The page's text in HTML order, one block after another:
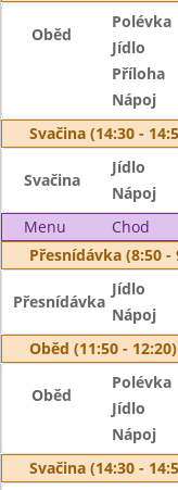
Oběd
Polévka
Jídlo
Příloha
Nápoj
Svačina (14:30 -
Svačina
Jídlo
Nápoj
Menu
Chod
Přesnídávka (8:50 -
Přesnídávka
Jídlo
Nápoj
Oběd (11:50 - 12:20)
Oběd
Polévka
Jídlo
Nápoj
Svačina (14:30 -